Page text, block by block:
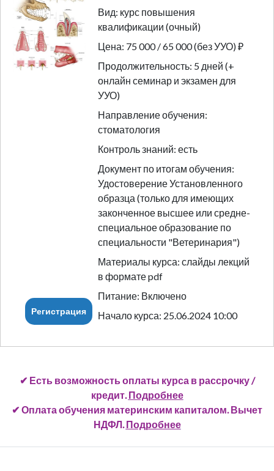
Вид: курс повышения
квалификации (очный)
Цена: 75 000 / 65 000 (без УУО) ₽
Продолжительность: 5 дней (+
онлайн семинар и экзамен для
УУО)
Направление обучения:
стоматология
Контроль знаний: есть
Документ по итогам обучения:
Удостоверение Установленного
образца (только для имеющих
законченное высшее или средне-
специальное образование по
специальности "Ветеринария")
Материалы курса: слайды лекций
в формате pdf
Питание: Включено
Регистрация Начало курса: 25.06.2024 10:00
✔ Есть возможность оплаты курса в рассрочку /
кредит. Подробнее
✔ Оплата обучения материнским капиталом. Вычет
НДФЛ. Подробнее